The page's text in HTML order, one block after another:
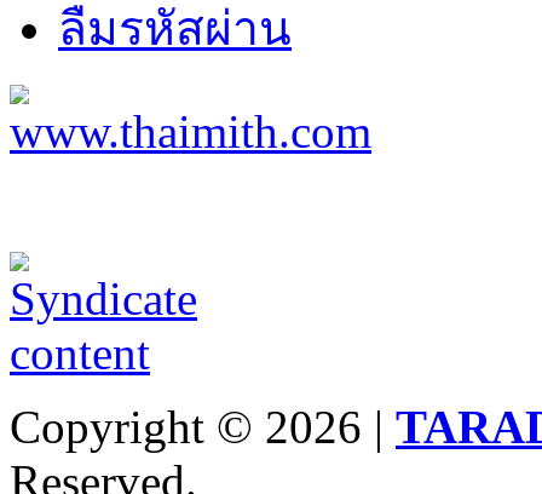
ลืมรหัสผ่าน
Copyright © 2026 |
Reserved.